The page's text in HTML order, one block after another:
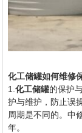
化工储罐如何维修
1.化工储罐的保护
护与维护，防止误
周期是不同的。中
年。